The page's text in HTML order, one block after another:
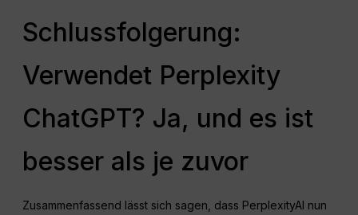
Schlussfolgerung:
Verwendet Perplexity
ChatGPT? Ja, und es ist
besser als je zuvor
Zusammenfassend lässt sich sagen, dass PerplexityAI nun